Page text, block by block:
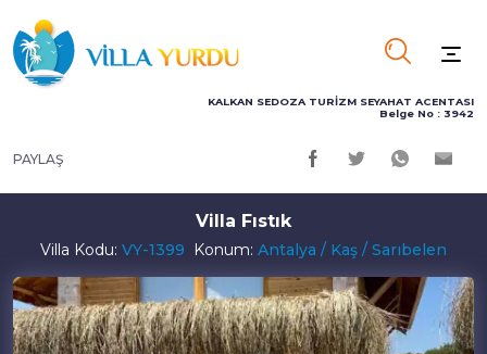
KALKAN SEDOZA TURİZM SEYAHAT ACENTASI
Belge No : 3942
PAYLAŞ
Villa Fıstık
Villa Kodu: VY-1399 Konum: Antalya / Kaş / Sarıbelen